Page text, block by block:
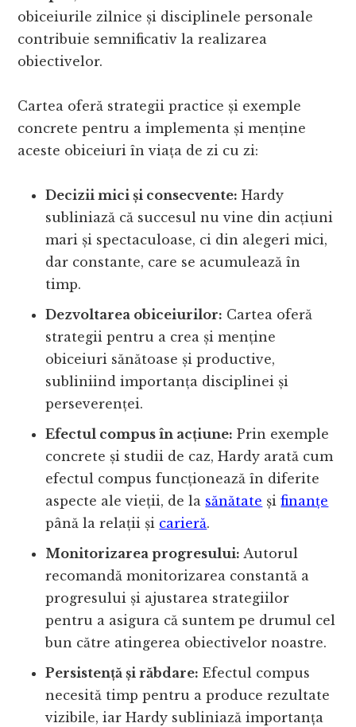
obiceiurile zilnice și disciplinele personale
contribuie semnificativ la realizarea
obiectivelor.
Cartea oferă strategii practice și exemple
concrete pentru a implementa și menține
aceste obiceiuri în viața de zi cu zi:
Decizii mici și consecvente: Hardy
subliniază că succesul nu vine din acțiuni
mari și spectaculoase, ci din alegeri mici,
dar constante, care se acumulează în
timp.
Dezvoltarea obiceiurilor: Cartea oferă
strategii pentru a crea și menține
obiceiuri sănătoase și productive,
subliniind importanța disciplinei și
perseverenței.
Efectul compus în acțiune: Prin exemple
concrete și studii de caz, Hardy arată cum
efectul compus funcționează în diferite
aspecte ale vieții, de la sănătate șifinanțe
până la relații și carieră.
Monitorizarea progresului: Autorul
recomandă monitorizarea constantă a
progresului și ajustarea strategiilor
pentru a asigura că suntem pe drumul cel
bun către atingerea obiectivelor noastre.
Persistență și răbdare: Efectul compus
necesită timp pentru a produce rezultate
vizibile, iar Hardy subliniază importanța